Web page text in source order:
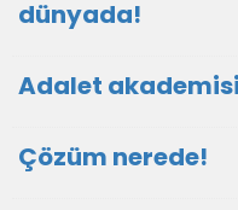
dünyada!
Adalet
Çözüm nerede!